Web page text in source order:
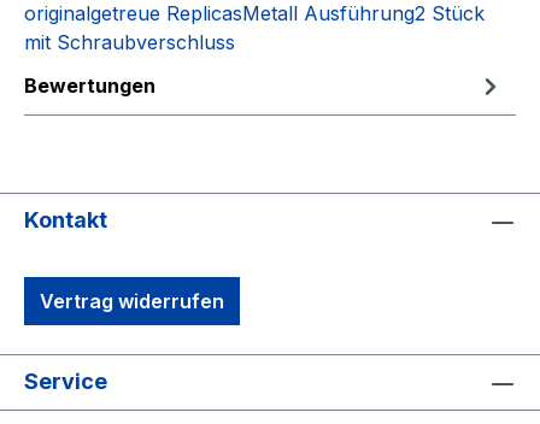
originalgetreue ReplicasMetall Ausführung2 Stück
mit Schraubverschluss
Bewertungen
Kontakt
Vertrag widerrufen
Service